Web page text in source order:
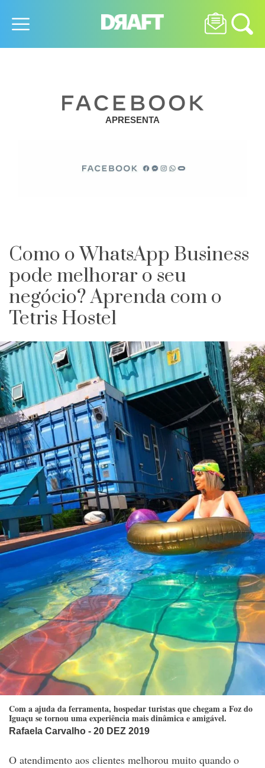
APRESENTA
Como o WhatsApp Business
pode melhorar o seu
negócio? Aprenda com o
Tetris Hostel
Com a ajuda da ferramenta, hospedar turistas que chegam a Foz do
Iguaçu se tornou uma experiência mais dinâmica e amigável.
Rafaela Carvalho - 20 DEZ 2019
O atendimento aos clientes melhorou muito quando o